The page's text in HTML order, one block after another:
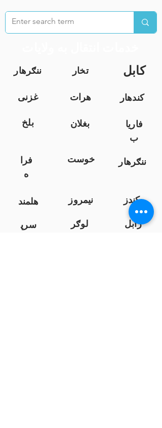
ننګرهار تخار کابل
غزنی هرات
کندهار
بلخ
بغلان
فاریا
ب
فرا
ه
خوست ننګرهار
هلمند نیمروز
کندز
سرپ
لوګر زابل